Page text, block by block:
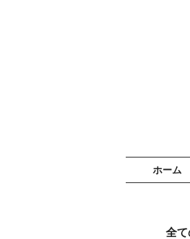
ホーム
全